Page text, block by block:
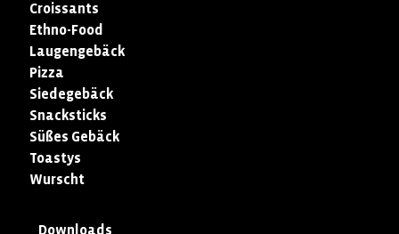
Croissants
Ethno-Food
Laugengebäck
Pizza
Siedegebäck
Snacksticks
Süßes Gebäck
Toastys
Wurscht
Downloads